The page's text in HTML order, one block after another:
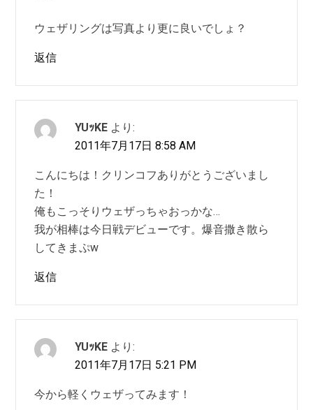
ウェザリングは写真より更に良いでしょ？
返信
YUｯKE より:
2011年7月17日 8:58 AM
こんにちは！クリンコフありがとうございまし
た！
俺もこっそりウェザっちゃおっかな…
我が相棒は今日戦デビューです。爆音撒き散ら
してきまぷw
返信
YUｯKE より:
2011年7月17日 5:21 PM
今から軽くウェザってみます！